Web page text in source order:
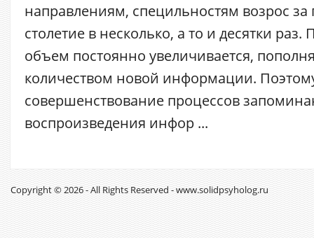
направлениям, специльностям возрос за
столетие в несколько, а то и десятки раз.
объем постоянно увеличивается,
количеством новой информации.
совершенствование процессов
воспроизведения инфор ...
Copyright © 2026 - All Rights Reserved - www.solidpsyholog.ru